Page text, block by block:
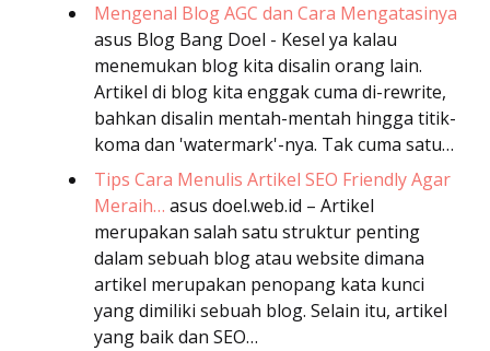
Mengenal Blog AGC dan Cara Mengatasinya
asus Blog Bang Doel - Kesel ya kalau
menemukan blog kita disalin orang lain.
Artikel di blog kita enggak cuma di-rewrite,
bahkan disalin mentah-mentah hingga titik-
koma dan 'watermark'-nya. Tak cuma satu…
Tips Cara Menulis Artikel SEO Friendly Agar
Meraih… asus doel.web.id – Artikel
merupakan salah satu struktur penting
dalam sebuah blog atau website dimana
artikel merupakan penopang kata kunci
yang dimiliki sebuah blog. Selain itu, artikel
yang baik dan SEO…